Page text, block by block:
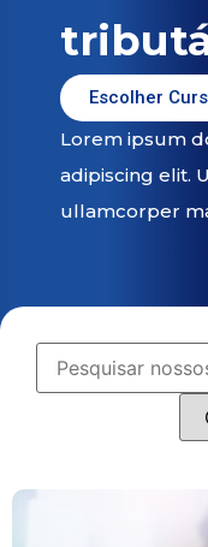
Escolher
Lorem ipsum
adipiscing elit.
ullamcorper